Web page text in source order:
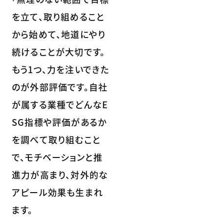
を立て、取り組めること
から始めて、地道にやり
続けることが大切です。
もう1つ、力を注いできた
のが外部評価です。自社
が属する業種でどんなE
SG指標や評価があるか
を調べて取り組むこと
で、モチベーションと推
進力が高まり、対外的な
アピール効果も生まれ
ます。